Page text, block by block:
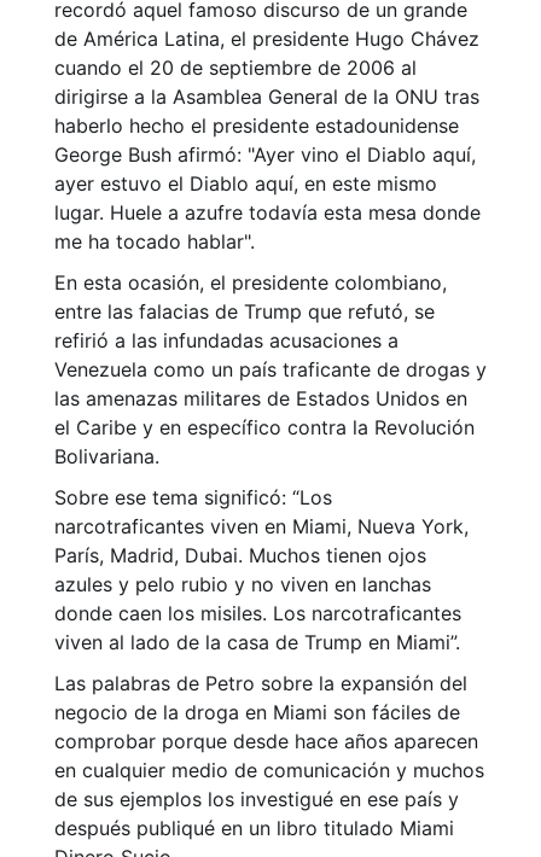
recordó aquel famoso discurso de un grande
de América Latina, el presidente Hugo Chávez
cuando el 20 de septiembre de 2006 al
dirigirse a la Asamblea General de la ONU tras
haberlo hecho el presidente estadounidense
George Bush afirmó: "Ayer vino el Diablo aquí,
ayer estuvo el Diablo aquí, en este mismo
lugar. Huele a azufre todavía esta mesa donde
me ha tocado hablar".
En esta ocasión, el presidente colombiano,
entre las falacias de Trump que refutó, se
refirió a las infundadas acusaciones a
Venezuela como un país traficante de drogas y
las amenazas militares de Estados Unidos en
el Caribe y en específico contra la Revolución
Bolivariana.
Sobre ese tema significó: “Los
narcotraficantes viven en Miami, Nueva York,
París, Madrid, Dubai. Muchos tienen ojos
azules y pelo rubio y no viven en lanchas
donde caen los misiles. Los narcotraficantes
viven al lado de la casa de Trump en Miami”.
Las palabras de Petro sobre la expansión del
negocio de la droga en Miami son fáciles de
comprobar porque desde hace años aparecen
en cualquier medio de comunicación y muchos
de sus ejemplos los investigué en ese país y
después publiqué en un libro titulado Miami